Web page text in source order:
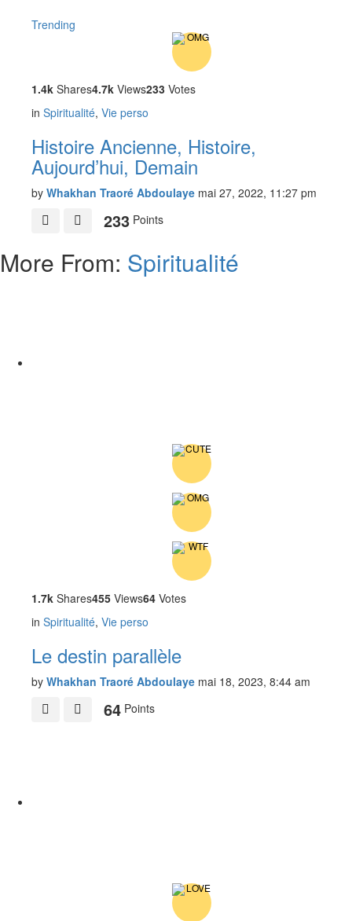
Trending
1.4k Shares4.7k Views233 Votes
in Spiritualité, Vie perso
Histoire Ancienne, Histoire,
Aujourd’hui, Demain
by Whakhan Traoré Abdoulaye mai 27, 2022, 11:27 pm
233 Points
More From: Spiritualité
1.7k Shares455 Views64 Votes
in Spiritualité, Vie perso
Le destin parallèle
by Whakhan Traoré Abdoulaye mai 18, 2023, 8:44 am
64 Points